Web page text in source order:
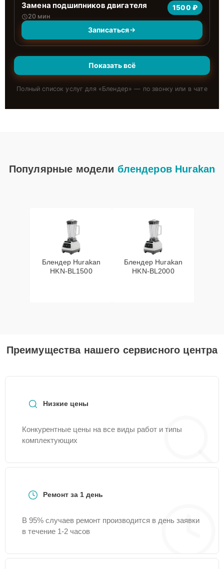
Замена подшипников двигателя
20 мин
1500 ₽
Записаться
Показать всё
Полный список услуг для «Блендер» — по звонку или в чате
Популярные модели блендеров Hurakan
Блендер Hurakan
HKN‑BL1500
Блендер Hurakan
HKN‑BL2000
Преимущества нашего сервисного центра
Низкие цены
Конкурентные цены на все виды работ и типы
комплектующих
Ремонт за 1 день
В 95% случаев ремонт производится в день заявки
в течение 1-2 часов